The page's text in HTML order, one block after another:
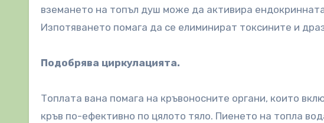
вземането на топъл душ може да активира
Изпотяването помага да се елиминират токсините и
Подобрява циркулацията.
Топлата вана помага на кръвоносните органи, които
кръв по-ефективно по цялото тяло. Пиенето на топла